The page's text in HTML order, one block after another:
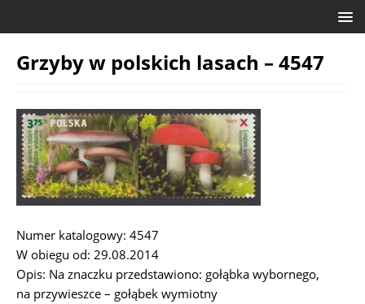
Grzyby w polskich lasach – 4547
Numer katalogowy: 4547
W obiegu od: 29.08.2014
Opis: Na znaczku przedstawiono: gołąbka wybornego,
na przywieszce – gołąbek wymiotny